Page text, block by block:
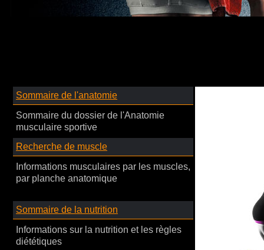
Sommaire de l'anatomie
Sommaire du dossier de l'Anatomie
musculaire sportive
Recherche de muscle
Informations musculaires par les muscles,
par planche anatomique
Sommaire de la nutrition
Informations sur la nutrition et les règles
diététiques